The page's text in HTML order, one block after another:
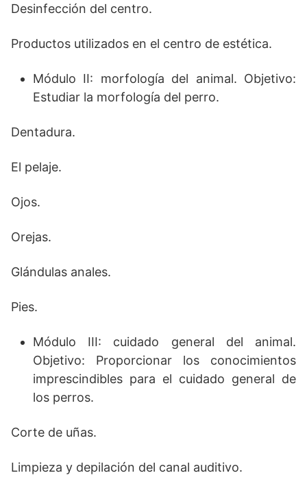
Desinfección del centro.
Productos utilizados en el centro de estética.
Módulo II: morfología del animal. Objetivo:
Estudiar la morfología del perro.
Dentadura.
El pelaje.
Ojos.
Orejas.
Glándulas anales.
Pies.
Módulo III: cuidado general del animal.
Objetivo: Proporcionar los conocimientos
imprescindibles para el cuidado general de
los perros.
Corte de uñas.
Limpieza y depilación del canal auditivo.